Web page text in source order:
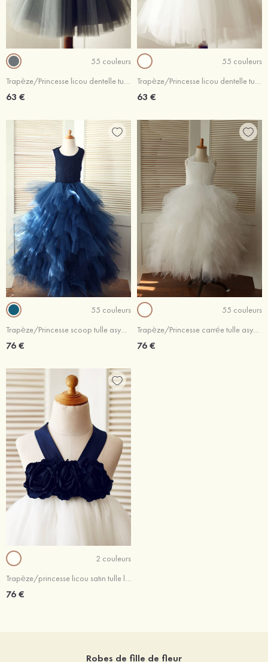
55 couleurs
Trapèze/Princesse licou dentelle tulle longueur genou robe de fille de fleur
63 €
55 couleurs
Trapèze/Princesse licou dentelle tulle longueur genou robe de fille de fleur
63 €
55 couleurs
Trapèze/Princesse scoop tulle asymétrique robe de fille de fleur
76 €
55 couleurs
Trapèze/Princesse carrée tulle asymétrique robe de fille de fleur
76 €
2 couleurs
Trapèze/princesse licou satin tulle longueur genou robe de fille de fleur
76 €
Robes de fille de fleur